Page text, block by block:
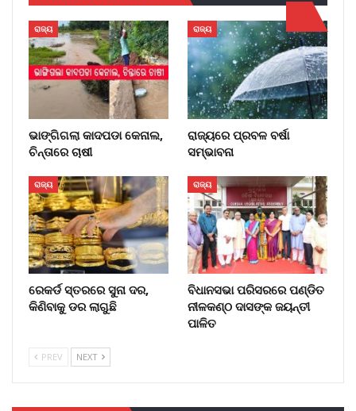
ରାଜ୍ୟ
ଭାଙ୍ଗିଗଲା କାଦପଡା କେନାଲ,
ଚିନ୍ତାରେ ଚାଷୀ
ରାଜ୍ୟ
ରାଜ୍ୟରେ ପ୍ରବଳ ବର୍ଷା
ସମ୍ଭାବନା
ରାଜ୍ୟ
ରେକର୍ଡ ସ୍ତରରେ ସୁନା ଦର,
କିଣିବାକୁ ଡର ଲାଗୁଛି
ରାଜ୍ୟ
ବିଧାନସଭା ପରିସରରେ ପଣ୍ଡିତ
ନୀଳକଣ୍ଠ ଦାସଙ୍କ ଜୟନ୍ତୀ
ପାଳିତ
PREV NEXT